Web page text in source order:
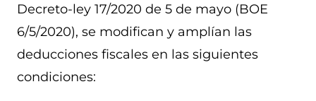
Decreto-ley 17/2020 de 5 de mayo (BOE
6/5/2020), se modifican y amplían las
deducciones fiscales en las siguientes
condiciones: